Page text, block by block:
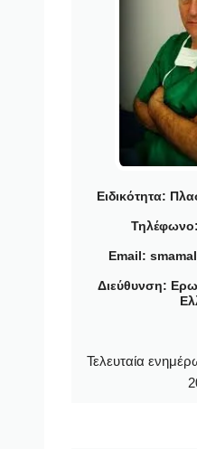
Ειδικότητα:
Email:
Διεύθυνση:
Τελευταία